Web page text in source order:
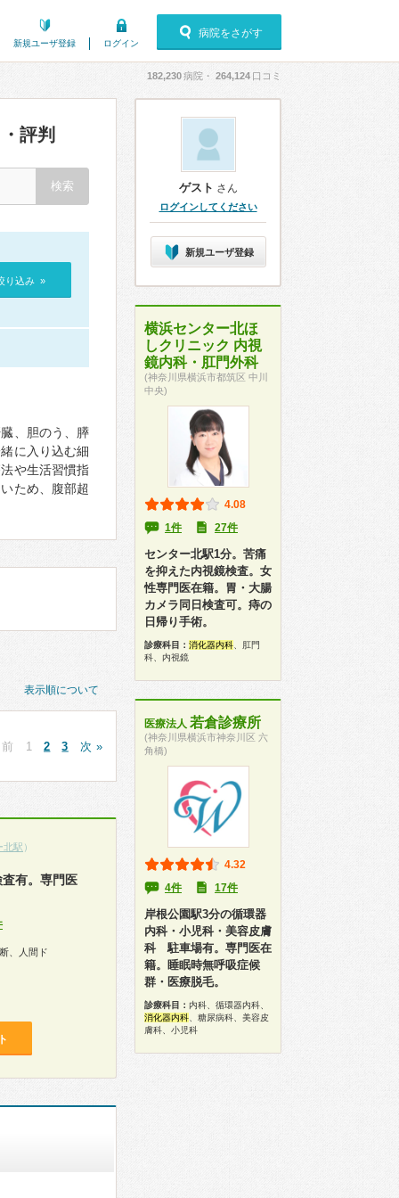
新規ユーザ登録 ログイン
病院をさがす
182,230病院・ 264,124 口コミ
評判
り込み »
、胆のう、膵
に入り込む細
や生活習慣指
ため、腹部超
表示順について
1 2 3 次 »
北駅 ）
有。専門医
、人間ド
ゲスト さん
ログインしてください
新規ユーザ登録
横浜センター北ほ
しクリニック 内視
鏡内科・肛門外科
(神奈川県横浜市都筑区 中川
中央)
4.08
1件
27件
センター北駅1分。苦痛
を抑えた内視鏡検査。女
性専門医在籍。胃・大腸
カメラ同日検査可。痔の
日帰り手術。
診療科目： 消化器内科 、肛門
科、内視鏡
医療法人 若倉診療所
(神奈川県横浜市神奈川区 六
角橋)
4.32
4件
17件
岸根公園駅3分の循環器
内科・小児科・美容皮膚
科 駐車場有。専門医在
籍。睡眠時無呼吸症候
群・医療脱毛。
診療科目： 内科、循環器内科、
消化器内科 、糖尿病科、美容皮
膚科、小児科